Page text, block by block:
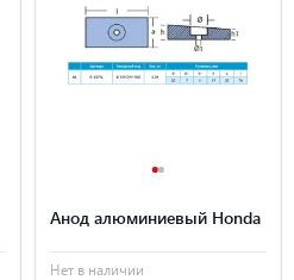
Анод алюминиевый Honda
Нет в наличии